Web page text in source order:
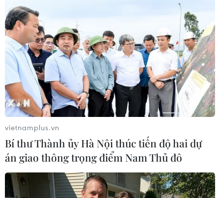
Mỹ
Theo dõi VietnamPlus
TIN LIÊN QUAN
vietnamplus.vn
Bí thư Thành ủy Hà Nội thúc tiến độ hai dự
án giao thông trọng điểm Nam Thủ đô